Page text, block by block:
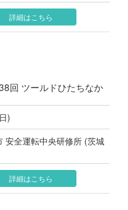
詳細はこちら
回 ツールドひたちなか
)
安全運転中央研修所 (茨城
詳細はこちら